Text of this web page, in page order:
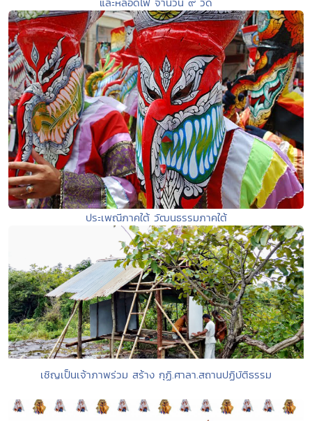
ประเพณีภาคใต้ วัฒนธรรมภาคใต้
เชิญเป็นเจ้าภาพร่วม สร้าง กุฏิ.ศาลา.สถานปฏิบัติธรรม